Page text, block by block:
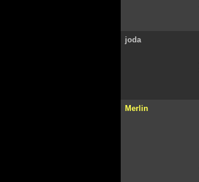
joda
Merlin